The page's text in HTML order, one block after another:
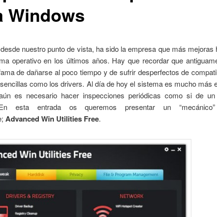
Windows
nuestro punto de vista, ha sido la empresa que más mejoras
operativo en los últimos años. Hay que recordar que
de dañarse al poco tiempo y de sufrir desperfectos de
como los drivers. Al día de hoy el sistema es mucho más
es necesario hacer inspecciones periódicas como si de
esta entrada os queremos presentar un “mecánico”
Advanced Win Utilities Free.